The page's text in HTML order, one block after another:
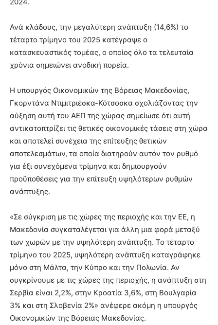
2024.
Ανά κλάδους, την μεγαλύτερη ανάπτυξη (14,6%) το
τέταρτο τρίμηνο του 2025 κατέγραψε ο
κατασκευαστικός τομέας, ο οποίος όλο τα τελευταία
χρόνια σημειώνει ανοδική πορεία.
Η υπουργός Οικονομικών της Βόρειας Μακεδονίας,
Γκορντάνα Ντιμιτριέσκα-Κότσοσκα σχολιάζοντας την
αύξηση αυτή του ΑΕΠ της χώρας σημείωσε ότι αυτή
αντικατοπτρίζει τις θετικές οικονομικές τάσεις στη χώρα
και αποτελεί συνέχεια της επίτευξης θετικών
αποτελεσμάτων, τα οποία διατηρούν αυτόν τον ρυθμό
για έξι συνεχόμενα τρίμηνα και δημιουργούν
προϋποθέσεις για την επίτευξη υψηλότερων ρυθμών
ανάπτυξης.
«Σε σύγκριση με τις χώρες της περιοχής και την ΕΕ, η
Μακεδονία συγκαταλέγεται για άλλη μια φορά μεταξύ
των χωρών με την υψηλότερη ανάπτυξη. Το τέταρτο
τρίμηνο του 2025, υψηλότερη ανάπτυξη καταγράφηκε
μόνο στη Μάλτα, την Κύπρο και την Πολωνία. Αν
συγκρίνουμε με τις χώρες της περιοχής, η ανάπτυξη στη
Σερβία είναι 2,2%, στην Κροατία 3,6%, στη Βουλγαρία
3% και στη Σλοβενία 2%» ανέφερε ακόμη η υπουργός
Οικονομικών της Βόρειας Μακεδονίας.